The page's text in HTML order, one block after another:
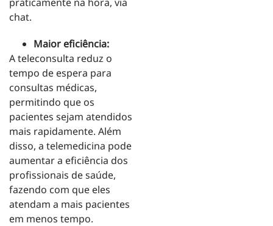
chat.
Maior eficiência:
A teleconsulta reduz o
tempo de espera para
consultas médicas,
permitindo que os
pacientes sejam atendidos
mais rapidamente. Além
disso, a telemedicina pode
aumentar a eficiência dos
profissionais de saúde,
fazendo com que eles
atendam a mais pacientes
em menos tempo.